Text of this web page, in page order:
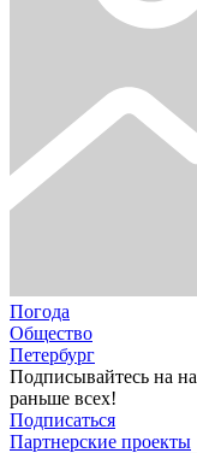
Погода
Общество
Петербург
Подписывайтесь на
раньше всех!
Подписаться
Партнерские проекты